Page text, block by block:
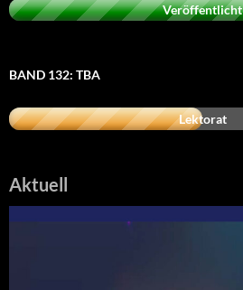
Veröffentlicht
BAND 132: TBA
Lektorat
Aktuell